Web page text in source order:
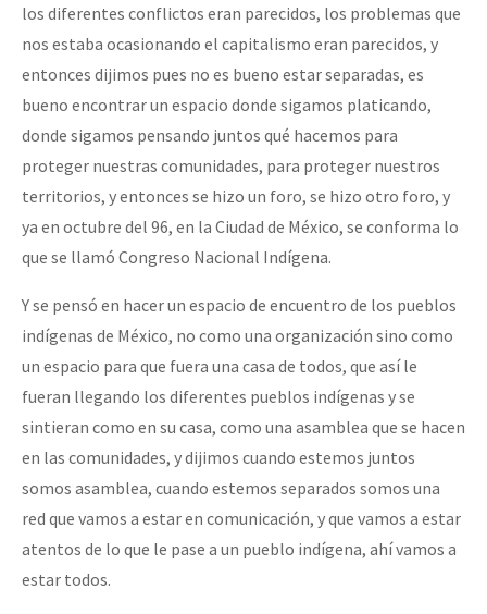
los diferentes conflictos eran parecidos, los problemas que
nos estaba ocasionando el capitalismo eran parecidos, y
entonces dijimos pues no es bueno estar separadas, es
bueno encontrar un espacio donde sigamos platicando,
donde sigamos pensando juntos qué hacemos para
proteger nuestras comunidades, para proteger nuestros
territorios, y entonces se hizo un foro, se hizo otro foro, y
ya en octubre del 96, en la Ciudad de México, se conforma lo
que se llamó Congreso Nacional Indígena.
Y se pensó en hacer un espacio de encuentro de los pueblos
indígenas de México, no como una organización sino como
un espacio para que fuera una casa de todos, que así le
fueran llegando los diferentes pueblos indígenas y se
sintieran como en su casa, como una asamblea que se hacen
en las comunidades, y dijimos cuando estemos juntos
somos asamblea, cuando estemos separados somos una
red que vamos a estar en comunicación, y que vamos a estar
atentos de lo que le pase a un pueblo indígena, ahí vamos a
estar todos.